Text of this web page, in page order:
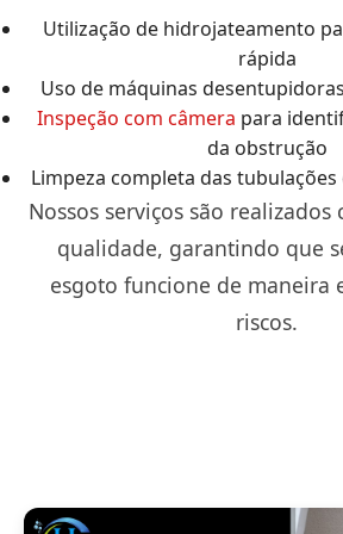
Utilização de hidrojateamento
rápida
Uso de máquinas
Inspeção com câmera para
da obstrução
Limpeza completa das
Nossos serviços são realizados
qualidade, garantindo que
esgoto funcione de maneira
riscos.